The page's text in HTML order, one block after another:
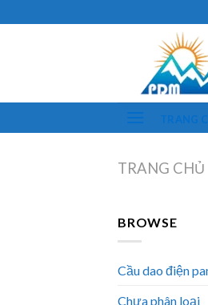
to
TRANG
TRANG CHỦ
BROWSE
Cầu dao điện
Chưa phân loại